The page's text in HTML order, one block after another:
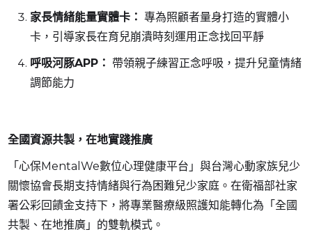
家長情緒能量實體卡： 專為照顧者量身打造的實體小
卡，引導家長在育兒崩潰時刻運用正念找回平靜
呼吸河豚APP： 帶領親子練習正念呼吸，提升兒童情緒
調節能力
全國資源共製，在地實踐推廣
「心保MentalWe數位心理健康平台」與台灣心動家族兒少
關懷協會長期支持情緒與行為困難兒少家庭。在衛福部社家
署公彩回饋金支持下，將專業醫療級照護知能轉化為「全國
共製、在地推廣」的雙軌模式。